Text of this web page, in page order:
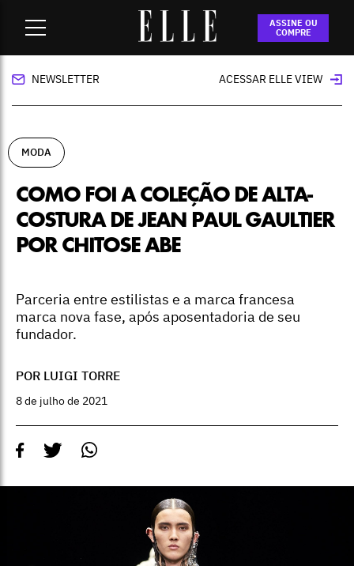
ASSINE OU
COMPRE
Como foi a coleção de alta-costura de Jean
Paul Gaultier por Chitose Abe
NEWSLETTER ACESSAR ELLE VIEW
MODA
COMO FOI A COLEÇÃO DE ALTA-
COSTURA DE JEAN PAUL GAULTIER
POR CHITOSE ABE
Parceria entre estilistas e a marca francesa
marca nova fase, após aposentadoria de seu
fundador.
POR LUIGI TORRE
8 de julho de 2021